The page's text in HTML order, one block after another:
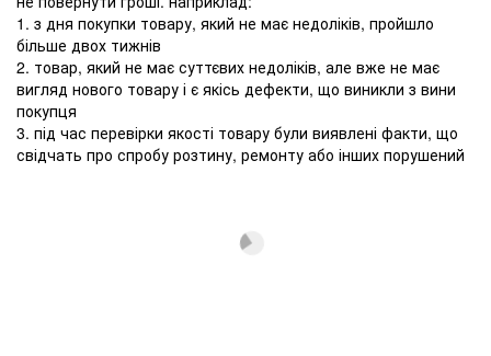
1. з дня покупки товару, який не має недоліків, пройшло
більше двох тижнів
2. товар, який не має суттєвих недоліків, але вже не має
вигляд нового товару і є якісь дефекти, що виникли з вини
покупця
3. під час перевірки якості товару були виявлені факти, що
свідчать про спробу розтину, ремонту або інших порушений